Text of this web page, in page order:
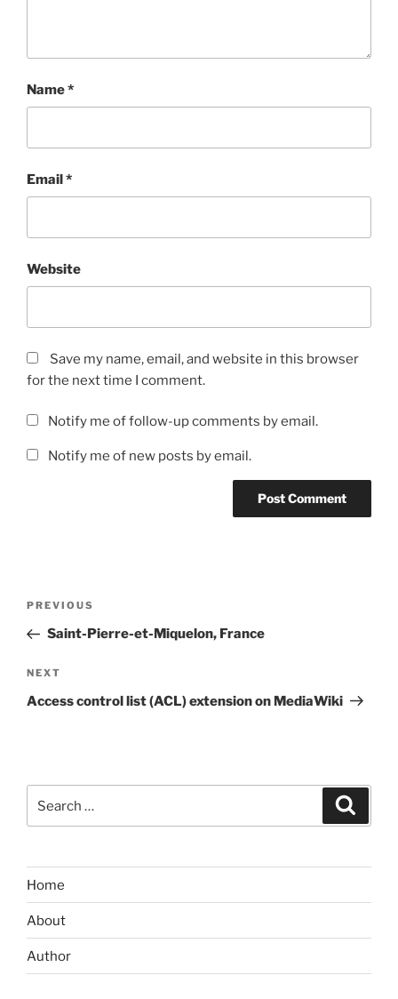
Name*
Email*
Website
Save my name, email, and website in this browser
for the next time I comment.
Notify me of follow-up comments by email.
Notify me of new posts by email.
Previous
Post
PREVIOUS
Saint-Pierre-et-Miquelon, France
Next
Post
NEXT
Access control list (ACL) extension on MediaWiki
Home
About
Author